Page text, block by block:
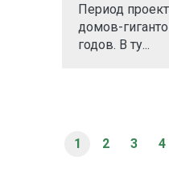
Период
домов-
годов. В ту...
1 2 3 4